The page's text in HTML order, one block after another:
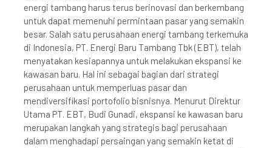
energi tambang harus terus berinovasi dan berkembang
untuk dapat memenuhi permintaan pasar yang semakin
besar. Salah satu perusahaan energi tambang terkemuka
di Indonesia, PT. Energi Baru Tambang Tbk (EBT), telah
menyatakan kesiapannya untuk melakukan ekspansi ke
kawasan baru. Hal ini sebagai bagian dari strategi
perusahaan untuk memperluas pasar dan
mendiversifikasi portofolio bisnisnya. Menurut Direktur
Utama PT. EBT, Budi Gunadi, ekspansi ke kawasan baru
merupakan langkah yang strategis bagi perusahaan
dalam menghadapi persaingan yang semakin ketat di